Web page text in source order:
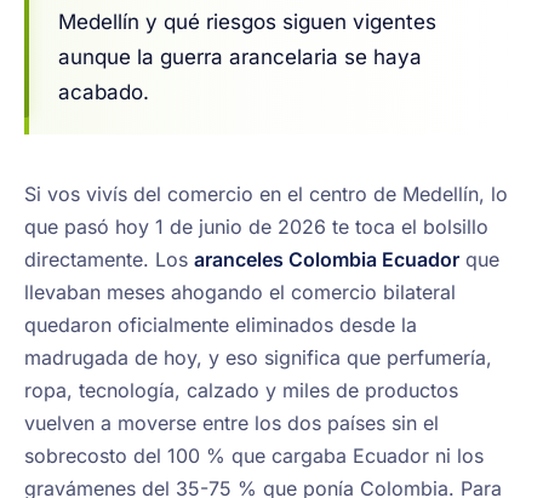
Medellín y qué riesgos siguen vigentes
aunque la guerra arancelaria se haya
acabado.
Si vos vivís del comercio en el centro de Medellín, lo
que pasó hoy 1 de junio de 2026 te toca el bolsillo
directamente. Los aranceles Colombia Ecuador que
llevaban meses ahogando el comercio bilateral
quedaron oficialmente eliminados desde la
madrugada de hoy, y eso significa que perfumería,
ropa, tecnología, calzado y miles de productos
vuelven a moverse entre los dos países sin el
sobrecosto del 100 % que cargaba Ecuador ni los
gravámenes del 35-75 % que ponía Colombia. Para